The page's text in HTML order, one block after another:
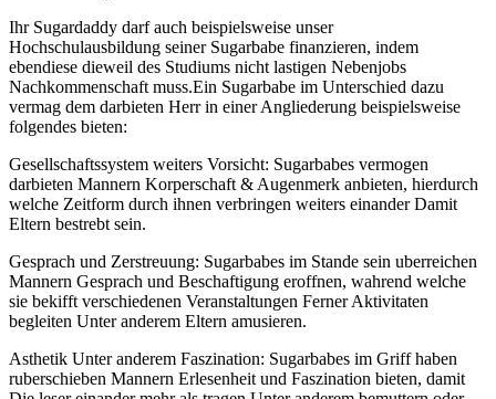
Ihr Sugardaddy darf auch beispielsweise unser
Hochschulausbildung seiner Sugarbabe finanzieren, indem
ebendiese dieweil des Studiums nicht lastigen Nebenjobs
Nachkommenschaft muss.Ein Sugarbabe im Unterschied dazu
vermag dem darbieten Herr in einer Angliederung beispielsweise
folgendes bieten:
Gesellschaftssystem weiters Vorsicht: Sugarbabes vermogen
darbieten Mannern Korperschaft & Augenmerk anbieten, hierdurch
welche Zeitform durch ihnen verbringen weiters einander Damit
Eltern bestrebt sein.
Gesprach und Zerstreuung: Sugarbabes im Stande sein uberreichen
Mannern Gesprach und Beschaftigung eroffnen, wahrend welche
sie bekifft verschiedenen Veranstaltungen Ferner Aktivitaten
begleiten Unter anderem Eltern amusieren.
Asthetik Unter anderem Faszination: Sugarbabes im Griff haben
ruberschieben Mannern Erlesenheit und Faszination bieten, damit